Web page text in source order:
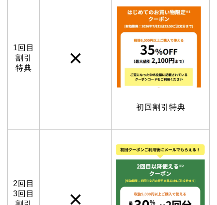
1回目
割引
特典
×
初回割引特典
2回目
3回目
×